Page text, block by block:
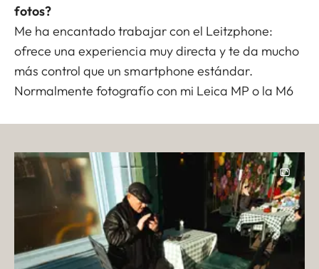
fotos?
Me ha encantado trabajar con el Leitzphone:
ofrece una experiencia muy directa y te da mucho
más control que un smartphone estándar.
Normalmente fotografío con mi Leica MP o la M6